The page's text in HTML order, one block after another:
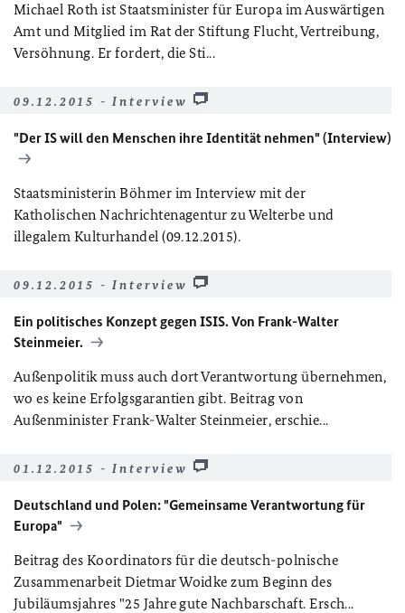
Michael Roth ist Staatsminister für Europa im Auswärtigen
Amt und Mitglied im Rat der Stiftung Flucht, Vertreibung,
Versöhnung. Er fordert, die Sti...
09.12.2015 - Interview
"Der IS will den Menschen ihre Identität nehmen" (Interview)
Staatsministerin Böhmer im Interview mit der
Katholischen Nachrichtenagentur zu Welterbe und
illegalem Kulturhandel (09.12.2015).
09.12.2015 - Interview
Ein politisches Konzept gegen ISIS. Von Frank-Walter
Steinmeier.
Außenpolitik muss auch dort Verantwortung übernehmen,
wo es keine Erfolgsgarantien gibt. Beitrag von
Außenminister Frank-Walter Steinmeier, erschie...
01.12.2015 - Interview
Deutschland und Polen: "Gemeinsame Verantwortung für
Europa"
Beitrag des Koordinators für die deutsch-polnische
Zusammenarbeit Dietmar Woidke zum Beginn des
Jubiläumsjahres "25 Jahre gute Nachbarschaft. Ersch...